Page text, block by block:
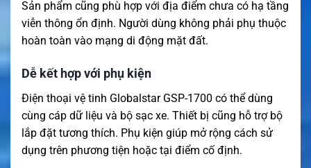
Sản phẩm cũng phù hợp với địa điểm chưa có hạ tầng
viễn thông ổn định. Người dùng không phải phụ thuộc
hoàn toàn vào mạng di động mặt đất.
Dễ kết hợp với phụ kiện
Điện thoại vệ tinh Globalstar GSP-1700 có thể dùng
cùng cáp dữ liệu và bộ sạc xe. Thiết bị cũng hỗ trợ bộ
lắp đặt tương thích. Phụ kiện giúp mở rộng cách sử
dụng trên phương tiện hoặc tại điểm cố định.